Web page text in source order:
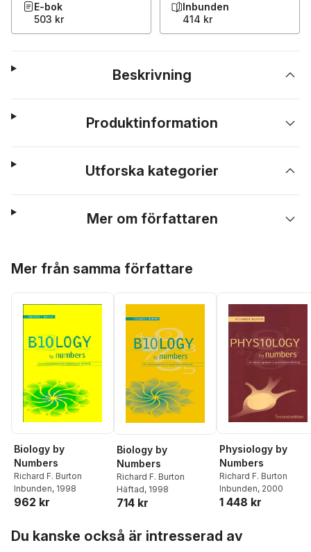
E-bok
503 kr
Inbunden
414 kr
Beskrivning
Produktinformation
Utforska kategorier
Mer om författaren
Mer från samma författare
Biology by
Numbers
Richard F. Burton
Inbunden, 1998
962 kr
Biology by
Numbers
Richard F. Burton
Häftad, 1998
714 kr
Physiology by
Numbers
Richard F. Burton
Inbunden, 2000
1 448 kr
Du kanske också är intresserad av